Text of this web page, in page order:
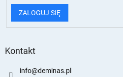
ZALOGUJ SIĘ
Kontakt
info@deminas.pl